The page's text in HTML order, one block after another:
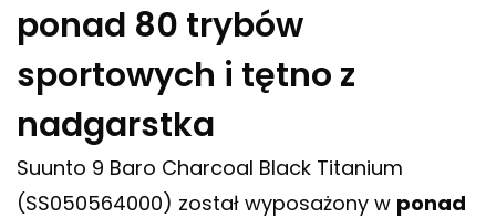
ponad 80 trybów
sportowych i tętno z
nadgarstka
Suunto 9 Baro Charcoal Black Titanium
(SS050564000) został wyposażony w ponad